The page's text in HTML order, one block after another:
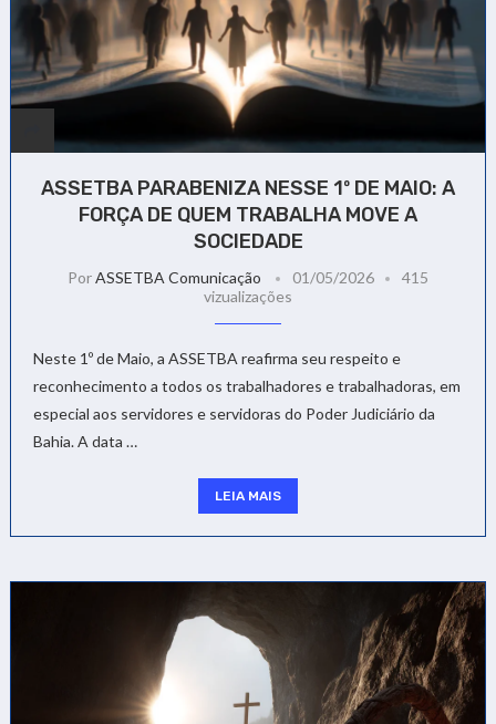
ASSETBA PARABENIZA NESSE 1º DE MAIO: A
FORÇA DE QUEM TRABALHA MOVE A
SOCIEDADE
PorASSETBA Comunicação 01/05/2026
415
vizualizações
Neste 1º de Maio, a ASSETBA reafirma seu respeito e
reconhecimento a todos os trabalhadores e trabalhadoras, em
especial aos servidores e servidoras do Poder Judiciário da
Bahia. A data …
LEIA MAIS